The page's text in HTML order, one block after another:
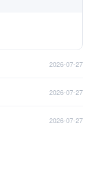
2026-07-27
2026-07-27
2026-07-27